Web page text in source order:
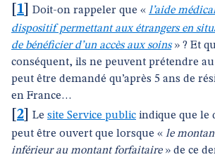
1 Doit-on rappeler que « l’aide
dispositif permettant aux étrangers en
de bénéficier d’un accès aux soins» ? Et
conséquent, ils ne peuvent prétendre
peut être demandé qu’après 5 ans de
en France…
2 Le site Service public indique que le
peut être ouvert que lorsque « le
inférieur au montant forfaitaire» de ce